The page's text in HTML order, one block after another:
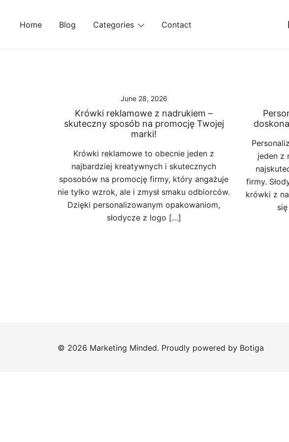
Home Blog Categories Contact
June 28, 2026
Krówki reklamowe z nadrukiem –
skuteczny sposób na promocję Twojej
marki!
Krówki reklamowe to obecnie jeden z
najbardziej kreatywnych i skutecznych
sposobów na promocję firmy, który angażuje
nie tylko wzrok, ale i zmysł smaku odbiorców.
Dzięki personalizowanym opakowaniom,
słodycze z logo […]
jeden z
firmy.
krówki z
© 2026 Marketing Minded. Proudly powered by Botiga